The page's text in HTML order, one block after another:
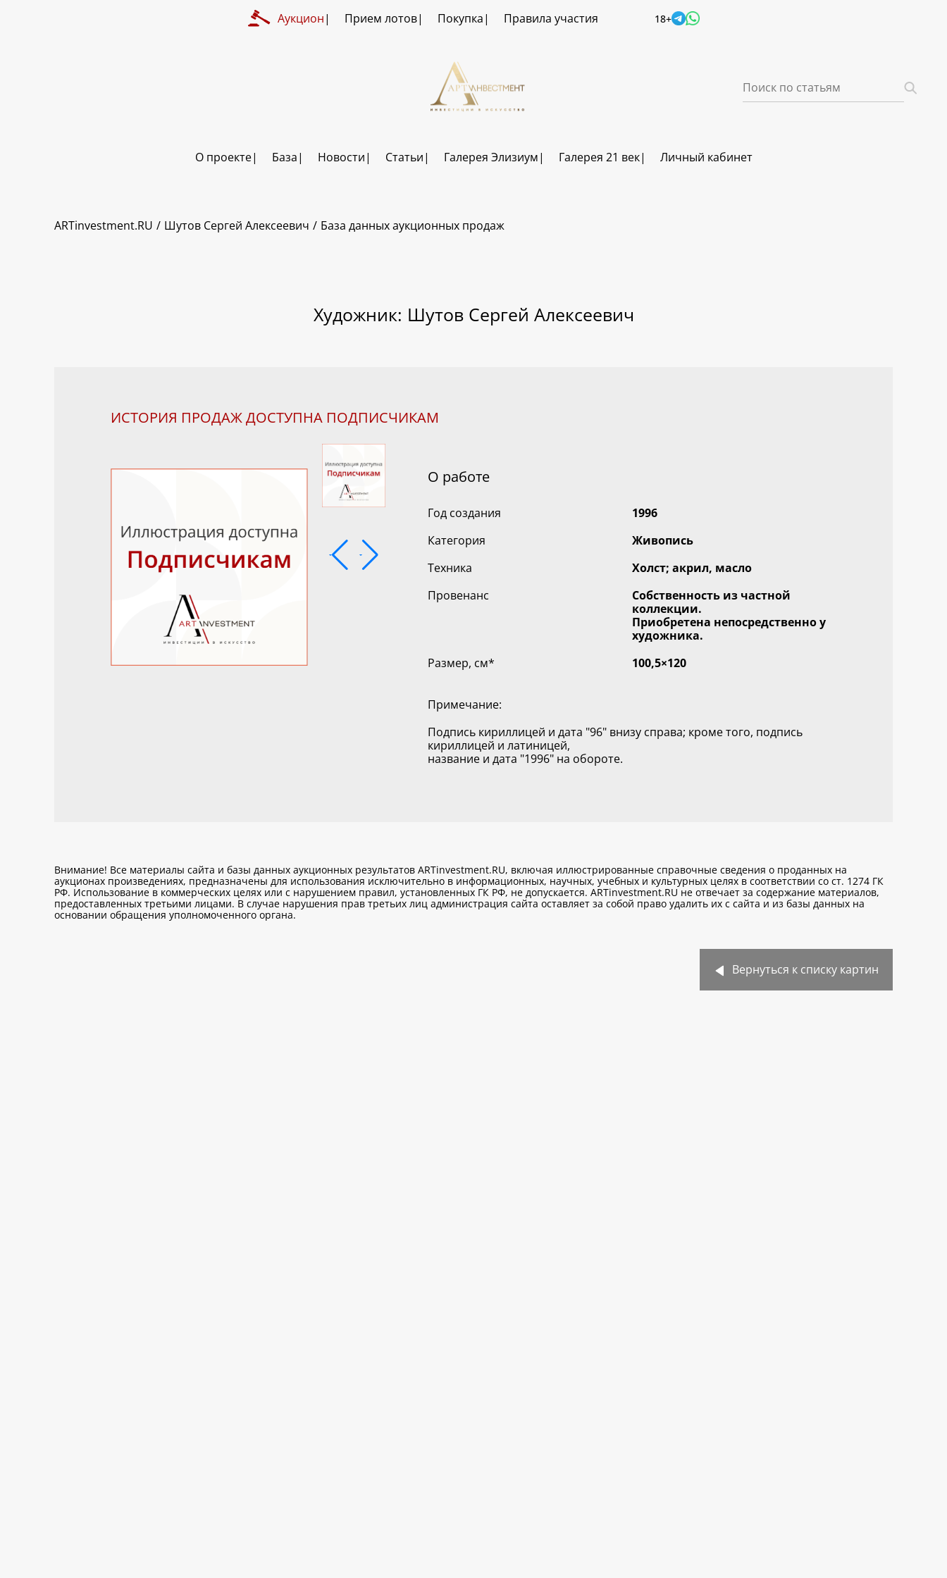
Аукцион Прием лотов Покупка Правила участия 18+
О проекте База Новости Статьи Галерея Элизиум Галерея 21 век Личный кабинет
ARTinvestment.RU Шутов Сергей Алексеевич База данных аукционных продаж
Художник: Шутов Сергей Алексеевич
ИСТОРИЯ ПРОДАЖ ДОСТУПНА ПОДПИСЧИКАМ
О работе
Год создания
1996
Категория
Живопись
Техника
Холст; акрил, масло
Провенанс
Собственность из частной
коллекции.
Приобретена непосредственно у
художника.
Размер, см* 100,5×120
Примечание:
Подпись кириллицей и дата "96" внизу справа; кроме того, подпись
кириллицей и латиницей,
название и дата "1996" на обороте.
Внимание! Все материалы сайта и базы данных аукционных результатов ARTinvestment.RU, включая иллюстрированные справочные сведения о проданных на
аукционах произведениях, предназначены для использования исключительно в информационных, научных, учебных и культурных целях в соответствии со ст. 1274 ГК
РФ. Использование в коммерческих целях или с нарушением правил, установленных ГК РФ, не допускается. ARTinvestment.RU не отвечает за содержание материалов,
предоставленных третьими лицами. В случае нарушения прав третьих лиц администрация сайта оставляет за собой право удалить их с сайта и из базы данных на
основании обращения уполномоченного органа.
Вернуться к списку картин